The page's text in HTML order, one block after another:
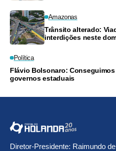
Amazonas
Trânsito alterado:
interdições neste
Política
Flávio Bolsonaro:
governos estaduais
Diretor-Presidente: Raimundo